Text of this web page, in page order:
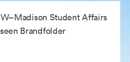
Student Affairs
Brandfolder